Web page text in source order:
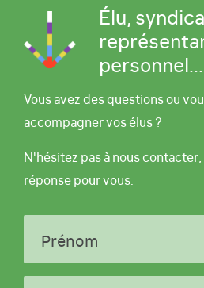
Élu,
personnel...
Vous avez des questions ou
accompagner vos élus ?
N'hésitez pas à nous
réponse pour vous.
Prénom